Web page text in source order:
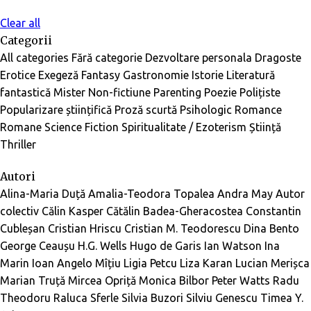
Clear all
Categorii
All categories Fără categorie Dezvoltare personala Dragoste
Erotice Exegeză Fantasy Gastronomie Istorie Literatură
fantastică Mister Non-fictiune Parenting Poezie Polițiste
Popularizare științifică Proză scurtă Psihologic Romance
Romane Science Fiction Spiritualitate / Ezoterism Știință
Thriller
Autori
Alina-Maria Duță Amalia-Teodora Topalea Andra May Autor
colectiv Călin Kasper Cătălin Badea-Gheracostea Constantin
Cubleșan Cristian Hriscu Cristian M. Teodorescu Dina Bento
George Ceaușu H.G. Wells Hugo de Garis Ian Watson Ina
Marin Ioan Angelo Mîțiu Ligia Petcu Liza Karan Lucian Merișca
Marian Truță Mircea Opriță Monica Bilbor Peter Watts Radu
Theodoru Raluca Sferle Silvia Buzori Silviu Genescu Timea Y.